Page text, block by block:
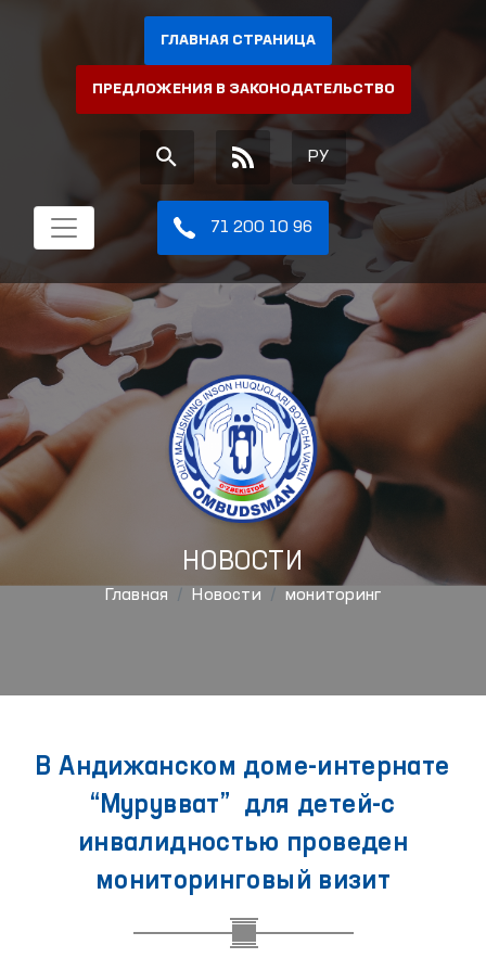
ГЛАВНАЯ СТРАНИЦА
ПРЕДЛОЖЕНИЯ В ЗАКОНОДАТЕЛЬСТВО
РУ
71 200 10 96
НОВОСТИ
Главная Новости мониторинг
В Андижанском доме-интернате
“Мурувват” для детей-c
инвалидностью проведен
мониторинговый визит